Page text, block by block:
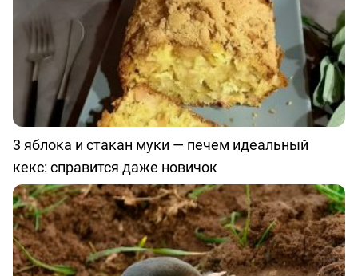
3 яблока и стакан муки — печем идеальный
кекс: справится даже новичок